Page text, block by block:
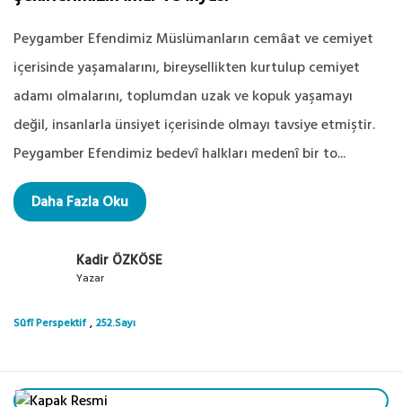
Peygamber Efendimiz Müslümanların cemâat ve cemiyet
içerisinde yaşamalarını, bireysellikten kurtulup cemiyet
adamı olmalarını, toplumdan uzak ve kopuk yaşamayı
değil, insanlarla ünsiyet içerisinde olmayı tavsiye etmiştir.
Peygamber Efendimiz bedevî halkları medenî bir to...
Daha Fazla Oku
Kadir ÖZKÖSE
Yazar
Sûfî Perspektif , 252.Sayı